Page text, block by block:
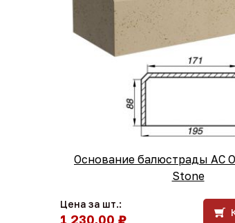
Основание балюстрады АС
Stone
Цена за шт.:
1 230,00 ₽